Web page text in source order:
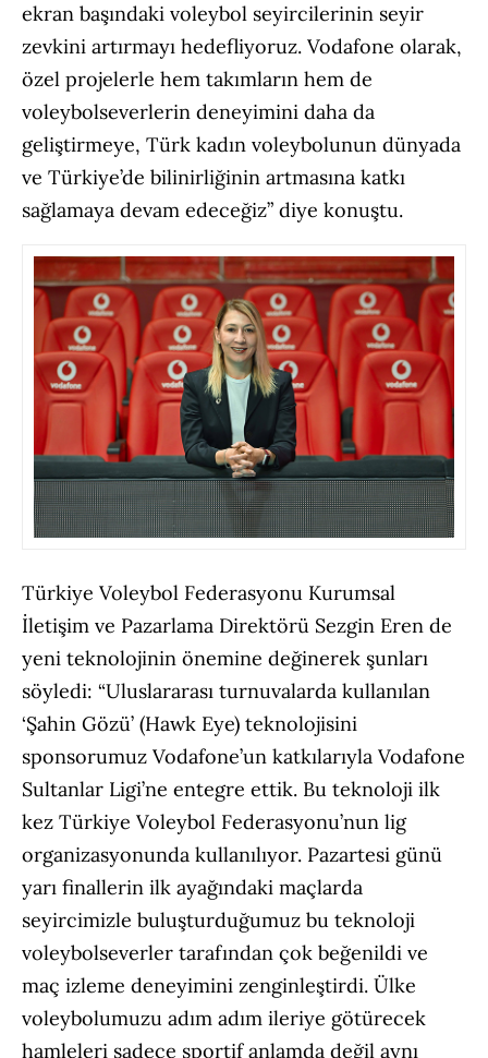
ekran başındaki voleybol seyircilerinin seyir
zevkini artırmayı hedefliyoruz. Vodafone olarak,
özel projelerle hem takımların hem de
voleybolseverlerin deneyimini daha da
geliştirmeye, Türk kadın voleybolunun dünyada
ve Türkiye’de bilinirliğinin artmasına katkı
sağlamaya devam edeceğiz” diye konuştu.
Türkiye Voleybol Federasyonu Kurumsal
İletişim ve Pazarlama Direktörü Sezgin Eren de
yeni teknolojinin önemine değinerek şunları
söyledi: “Uluslararası turnuvalarda kullanılan
‘Şahin Gözü’ (Hawk Eye) teknolojisini
sponsorumuz Vodafone’un katkılarıyla Vodafone
Sultanlar Ligi’ne entegre ettik. Bu teknoloji ilk
kez Türkiye Voleybol Federasyonu’nun lig
organizasyonunda kullanılıyor. Pazartesi günü
yarı finallerin ilk ayağındaki maçlarda
seyircimizle buluşturduğumuz bu teknoloji
voleybolseverler tarafından çok beğenildi ve
maç izleme deneyimini zenginleştirdi. Ülke
voleybolumuzu adım adım ileriye götürecek
hamleleri sadece sportif anlamda değil aynı